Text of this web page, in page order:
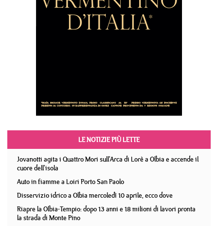
LE NOTIZIE PIÙ LETTE
Jovanotti agita i Quattro Mori sull'Arca di Lorè a Olbia e accende il
cuore dell'isola
Auto in fiamme a Loiri Porto San Paolo
Disservizio idrico a Olbia mercoledì 10 aprile, ecco dove
Riapre la Olbia-Tempio: dopo 13 anni e 18 milioni di lavori pronta
la strada di Monte Pino